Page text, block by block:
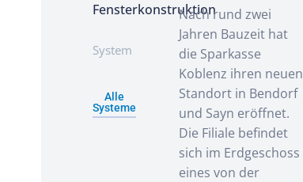
Fensterkonstruktion
System
Alle
Systeme
Nach rund zwei
Jahren Bauzeit hat
die Sparkasse
Koblenz ihren neuen
Standort in Bendorf
und Sayn eröffnet.
Die Filiale befindet
sich im Erdgeschoss
eines von der